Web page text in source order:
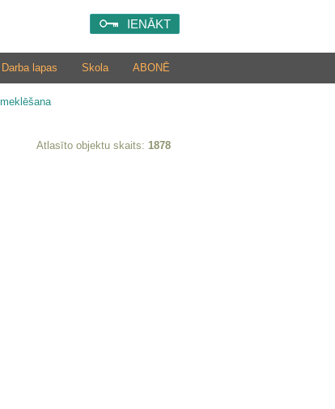
IENĀKT
ABONĒ
Skola
Darba lapas
Atlasīto objektu skaits: 1878